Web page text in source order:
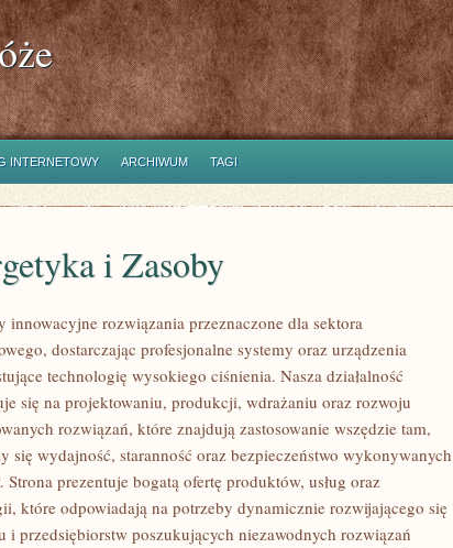
INTERNETOWY ARCHIWUM TAGI
i Zasoby
innowacyjne rozwiązania przeznaczone dla sektora
dostarczając profesjonalne systemy oraz urządzenia
technologię wysokiego ciśnienia. Nasza działalność
się na projektowaniu, produkcji, wdrażaniu oraz rozwoju
rozwiązań, które znajdują zastosowanie wszędzie tam,
się wydajność, staranność oraz bezpieczeństwo wykonywanych
Strona prezentuje bogatą ofertę produktów, usług oraz
które odpowiadają na potrzeby dynamicznie rozwijającego się
i przedsiębiorstw poszukujących niezawodnych rozwiązań